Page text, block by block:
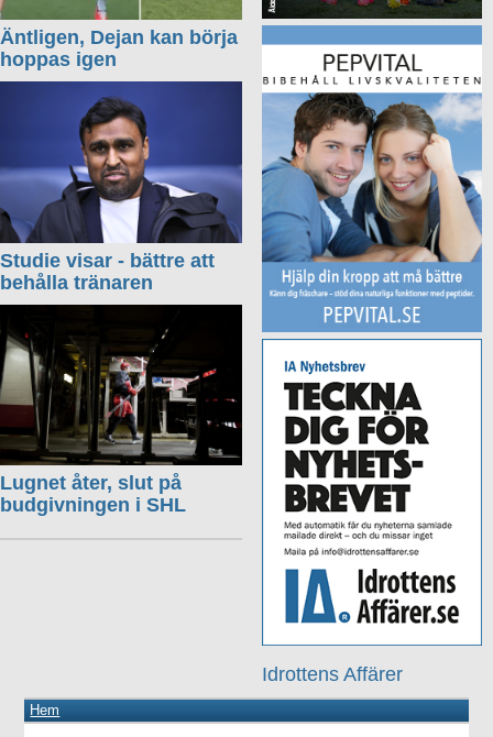
Idrottens Affärer
Äntligen, Dejan kan börja
hoppas igen
Studie visar - bättre att
behålla tränaren
Lugnet åter, slut på
budgivningen i SHL
Hem